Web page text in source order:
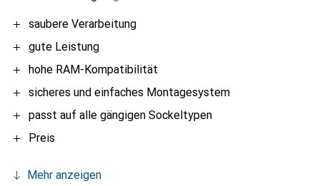
saubere Verarbeitung
gute Leistung
hohe RAM-Kompatibilität
sicheres und einfaches Montagesystem
passt auf alle gängigen Sockeltypen
Preis
Mehr anzeigen